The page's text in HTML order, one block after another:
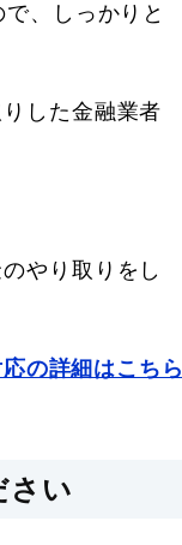
、しっかりと
した金融業者
やり取りをし
の詳細はこちら
さい